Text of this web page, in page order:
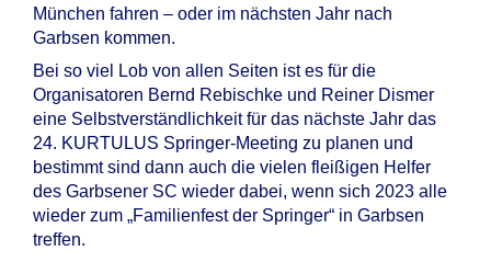
München fahren – oder im nächsten Jahr nach
Garbsen kommen.
Bei so viel Lob von allen Seiten ist es für die
Organisatoren Bernd Rebischke und Reiner Dismer
eine Selbstverständlichkeit für das nächste Jahr das
24. KURTULUS Springer-Meeting zu planen und
bestimmt sind dann auch die vielen fleißigen Helfer
des Garbsener SC wieder dabei, wenn sich 2023 alle
wieder zum „Familienfest der Springer“ in Garbsen
treffen.